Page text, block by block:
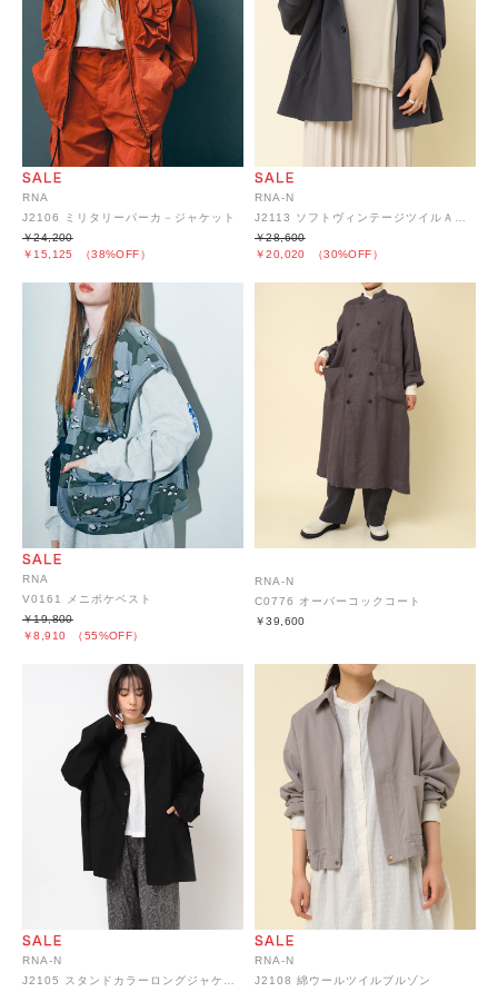
RNA
J2106 ミリタリーパーカ－ジャケット
￥15,125 （38%OFF）
￥24,200
RNA-N
J2113 ソフトヴィンテージツイルＡラインジャケット
￥20,020 （30%OFF）
￥28,600
RNA
V0161 メニポケベスト
￥8,910 （55%OFF）
￥19,800
RNA-N
C0776 オーバーコックコート
￥39,600
RNA-N
RNA-N
J2108 綿ウールツイルブルゾン